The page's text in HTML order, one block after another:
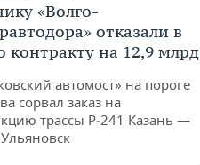
«Волго-
отказали в
контракту на 12,9 млрд
автомост» на пороге
сорвал заказ на
трассы Р‑241 Казань —